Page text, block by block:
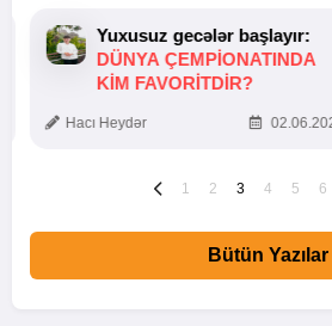
Yuxusuz gecələr başlayır:
DÜNYA ÇEMPIONATINDA
KIM FAVORITDIR?
Hacı Heydər
1 2 3 4 5 6
Bütün Yazılar